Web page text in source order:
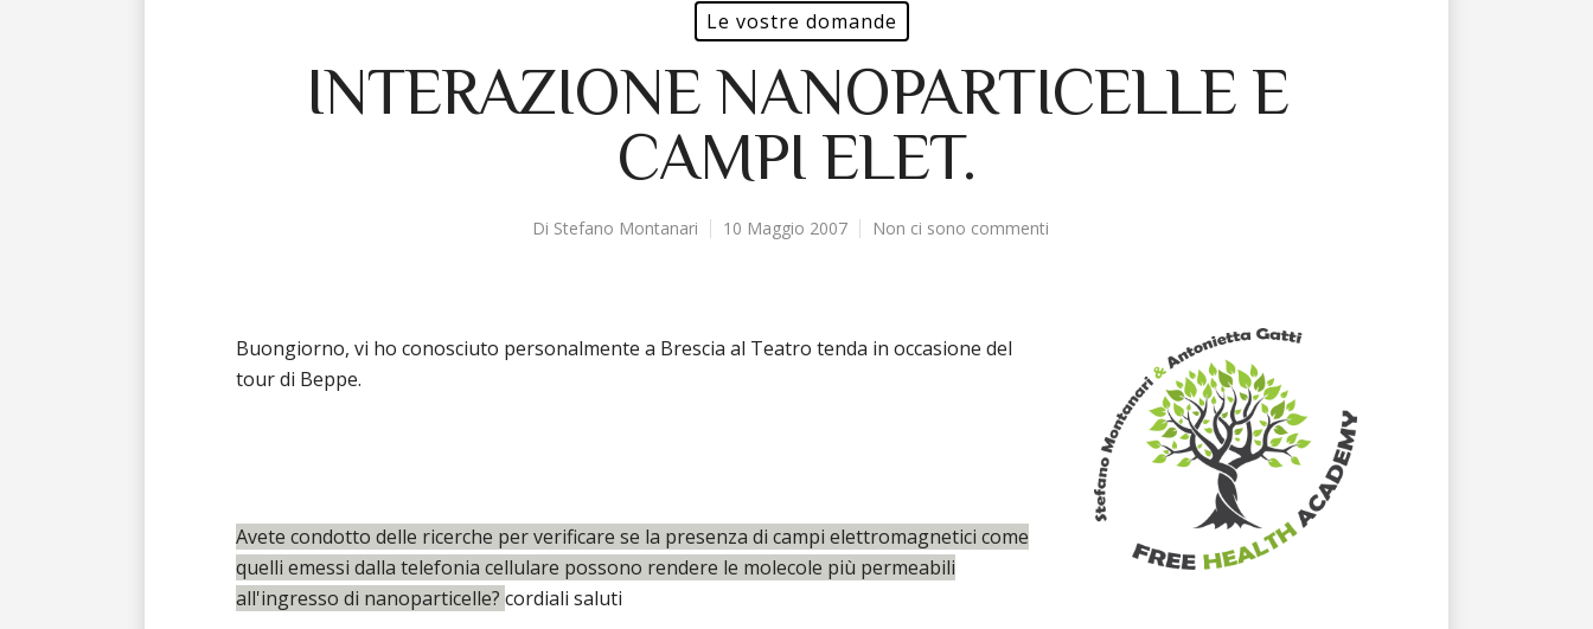
Le vostre domande
INTERAZIONE NANOPARTICELLE E
CAMPI ELET.
Di Stefano Montanari 10 Maggio 2007 Non ci sono commenti
Buongiorno, vi ho conosciuto personalmente a Brescia al Teatro tenda in occasione del
tour di Beppe.
Avete condotto delle ricerche per verificare se la presenza di campi elettromagnetici come
quelli emessi dalla telefonia cellulare possono rendere le molecole più permeabili
all'ingresso di nanoparticelle? cordiali saluti